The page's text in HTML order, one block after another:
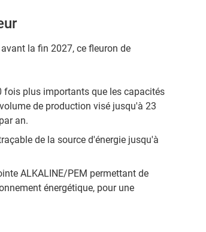
la fin 2027, ce fleuron de
fois plus importants que les capacités
de production visé jusqu'à 23
an.
de la source d'énergie jusqu'à
ALKALINE/PEM permettant de
énergétique, pour une